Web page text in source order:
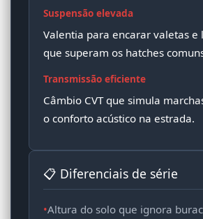
Suspensão elevada
Valentia para encarar valetas e
que superam os hatches
Transmissão eficiente
Câmbio CVT que simula
o conforto acústico na estrada.
📋 Diferenciais de série
•Altura do solo que ignora